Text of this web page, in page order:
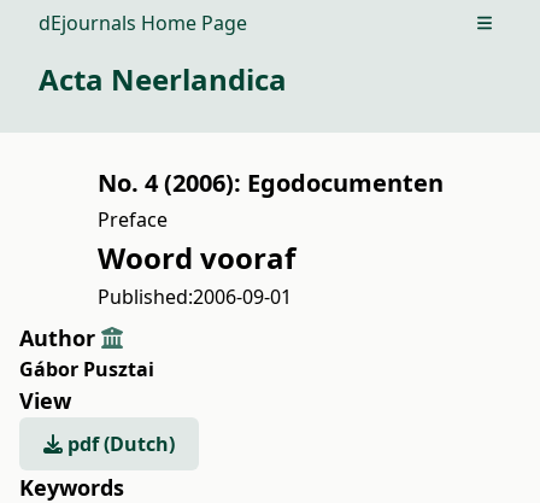
dEjournals Home Page Open
Acta Neerlandica
No. 4 (2006): Egodocumenten
Preface
Woord vooraf
Published:2006-09-01
Author
Gábor Pusztai
View
pdf (Dutch)
Keywords